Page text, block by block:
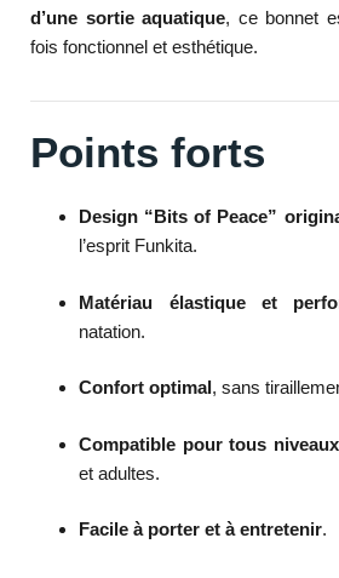
d’une sortie aquatique, ce bonnet
fois fonctionnel et esthétique.
Points forts
Design “Bits of Peace”
l’esprit Funkita.
Matériau élastique et
natation.
Confort optimal, sans
Compatible pour tous
et adultes.
Facile à porter et à entretenir.